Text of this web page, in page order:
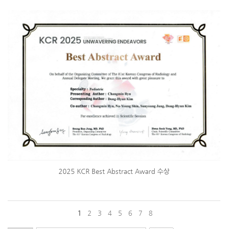
2025 KCR Best Abstract Award 수상
1 2 3 4 5 6 7 8